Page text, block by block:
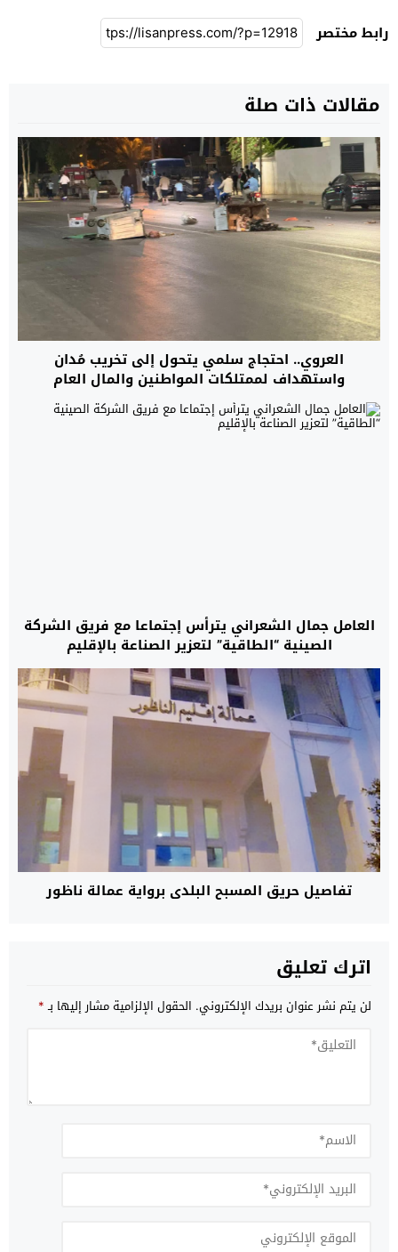
رابط مختصر
مقالات ذات صلة
العروي.. احتجاج سلمي يتحول إلى تخريب مُدان
واستهداف لممتلكات المواطنين والمال العام
العامل جمال الشعراني يترأس إجتماعا مع فريق الشركة
الصينية “الطاقية” لتعزير الصناعة بالإقليم
تفاصيل حريق المسبح البلدي برواية عمالة ناظور
اترك تعليق
لن يتم نشر عنوان بريدك الإلكتروني. الحقول الإلزامية مشار إليها بـ*